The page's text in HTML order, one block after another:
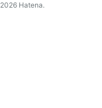
2026 Hatena.